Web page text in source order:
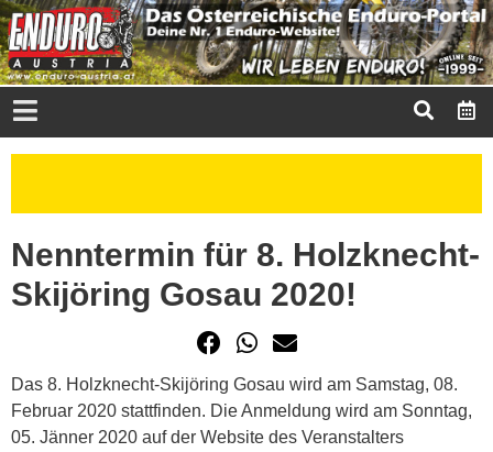
Nenntermin für 8. Holzknecht-
Skijöring Gosau 2020!
Das 8. Holzknecht-Skijöring Gosau wird am Samstag, 08.
Februar 2020 stattfinden. Die Anmeldung wird am Sonntag,
05. Jänner 2020 auf der Website des Veranstalters